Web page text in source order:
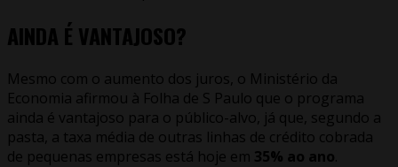
AINDA É VANTAJOSO?
Mesmo com o aumento dos juros, o Ministério da
Economia afirmou à Folha de S Paulo que o programa
ainda é vantajoso para o público-alvo, já que, segundo a
pasta, a taxa média de outras linhas de crédito cobrada
de pequenas empresas está hoje em 35% ao ano.